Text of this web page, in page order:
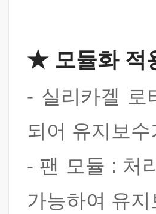
★ 모듈화 적
- 실리카겔 로
되어 유지보
- 팬 모듈 : 처
가능하여 유